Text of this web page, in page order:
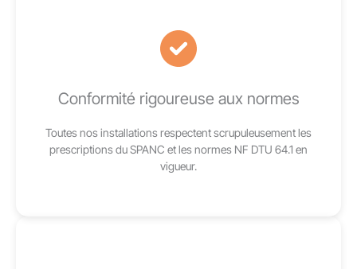
Conformité rigoureuse aux normes
Toutes nos installations respectent scrupuleusement les
prescriptions du SPANC et les normes NF DTU 64.1 en
vigueur.